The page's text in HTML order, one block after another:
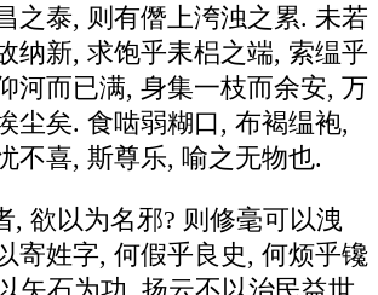
之泰, 则有僭上洿浊之累. 未若
纳新, 求饱乎耒梠之端, 索缊乎
河而已满, 身集一枝而余安, 万
尘矣. 食啮弱糊口, 布褐缊袍,
不喜, 斯尊乐, 喻之无物也.
, 欲以为名邪? 则修毫可以洩
寄姓字, 何假乎良史, 何烦乎镵